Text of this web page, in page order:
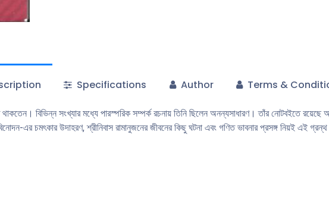
Specifications Author Terms &
বিভিন্ন সংখ্যার মধ্যে পারস্পরিক সম্পর্ক রচনায় তিনি ছিলেন অনন্যসাধারণ। তাঁর নোটবইতে
এর চমৎকার উদাহরণ, শ্রীনিবাস রামানুজনের জীবনের কিছু ঘটনা এবং গণিত ভাবনার প্রসঙ্গ নিয়ই এই